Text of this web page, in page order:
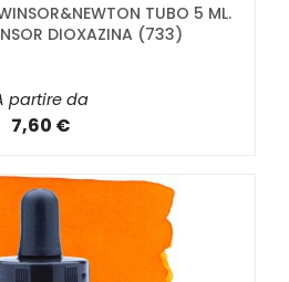
TUBO 5 ML.
DIOXAZINA (733)
partire da
7,60 €